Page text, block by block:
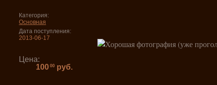
Категория:
Основная
Дата поступления:
2013-06-17
Цена:
100 00 руб.